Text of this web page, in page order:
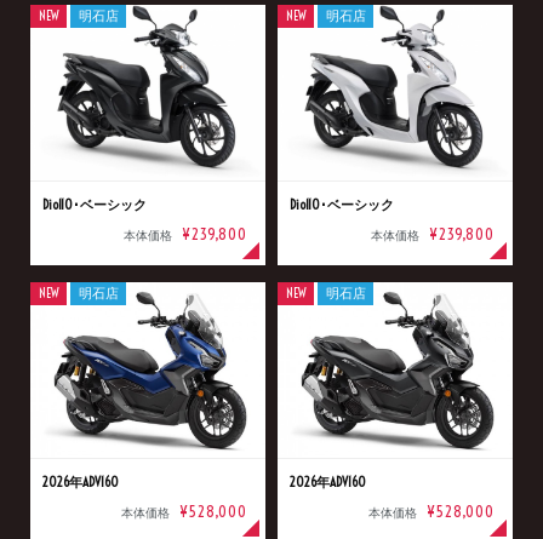
Dio110･ベーシック
本体価格 ¥239,800
NEW 明石店
Dio110･ベーシック
本体価格 ¥239,800
NEW 明石店
2026年ADV160
本体価格 ¥528,000
NEW 明石店
2026年ADV160
本体価格 ¥528,000
NEW 明石店